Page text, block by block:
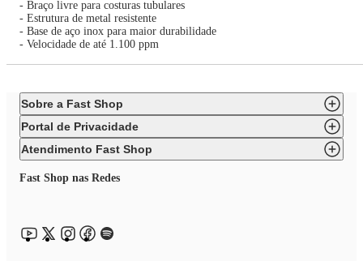
- Braço livre para costuras tubulares
- Estrutura de metal resistente
- Base de aço inox para maior durabilidade
- Velocidade de até 1.100 ppm
Sobre a Fast Shop
Portal de Privacidade
Atendimento Fast Shop
Fast Shop nas Redes